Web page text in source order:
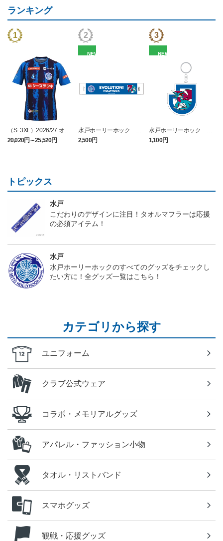
ランキング
（Sｰ3XL）2026/27 オー
センティックユニフォー
ム FP 1st
20,020円～25,520円
NEW
水戸ホーリーホック ボ
ーマンダ タオルマフラー
2,500円
NEW
水戸ホーリーホック ボ
ーマンダ キーホルダー
1,100円
トピックス
水戸
こだわりのデザインに注目！タオルマフラーは応援
の必須アイテム！
水戸
水戸ホーリーホックのすべてのグッズをチェックし
たい方に！全グッズ一覧はこちら！
カテゴリから探す
ユニフォーム
クラブ公式ウェア
コラボ・メモリアルグッズ
アパレル・ファッション小物
タオル・リストバンド
スマホグッズ
観戦・応援グッズ